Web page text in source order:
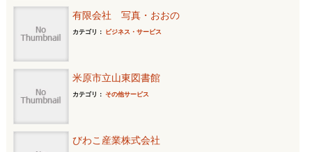
有限会社 写真・おおの
カテゴリ： ビジネス・サービス
米原市立山東図書館
カテゴリ： その他サービス
びわこ産業株式会社